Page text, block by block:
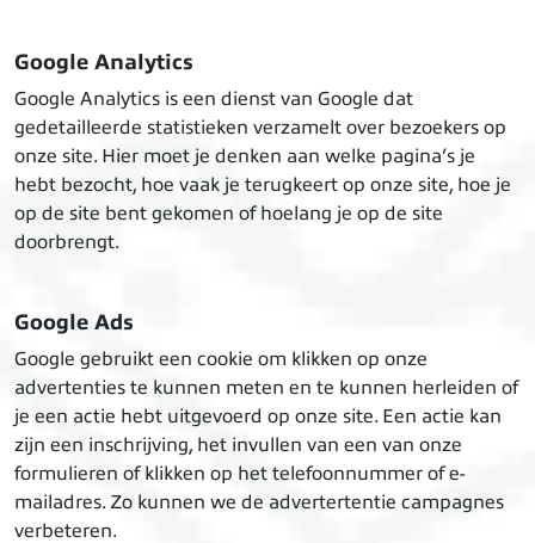
Google Analytics
Google Analytics is een dienst van Google dat
gedetailleerde statistieken verzamelt over bezoekers op
onze site. Hier moet je denken aan welke pagina’s je
hebt bezocht, hoe vaak je terugkeert op onze site, hoe je
op de site bent gekomen of hoelang je op de site
doorbrengt.
Google Ads
Google gebruikt een cookie om klikken op onze
advertenties te kunnen meten en te kunnen herleiden of
je een actie hebt uitgevoerd op onze site. Een actie kan
zijn een inschrijving, het invullen van een van onze
formulieren of klikken op het telefoonnummer of e-
mailadres. Zo kunnen we de advertertentie campagnes
verbeteren.